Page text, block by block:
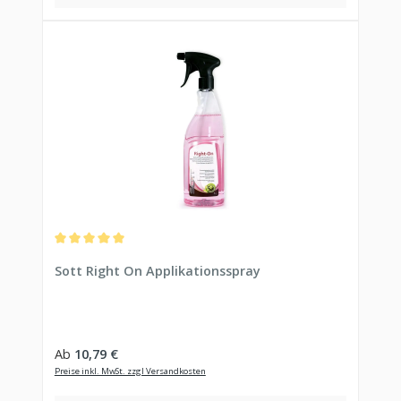
Sott Right On Applikationsspray
Regulärer Preis:
Ab 10,79 €
Preise inkl. MwSt. zzgl Versandkosten